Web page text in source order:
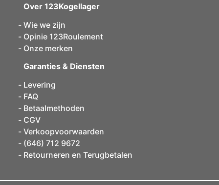
Over 123Kogellager
Wie we zijn
Opinie 123Roulement
Onze merken
Garanties & Diensten
Levering
FAQ
Betaalmethoden
CGV
Verkoopvoorwaarden
(646) 712 9672
Retourneren en Terugbetalen